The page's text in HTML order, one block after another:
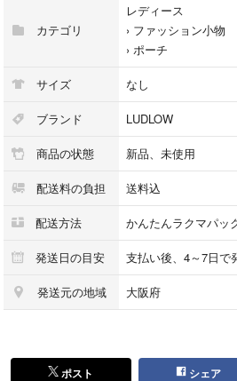
カテゴリ
レディース
› ファッション小物
› ポーチ
サイズ なし
ブランド LUDLOW
商品の状態 新品、未使用
配送料の負担 送料込
配送方法 かんたんラクマパッ
発送日の目安 支払い後、4～7日で
発送元の地域 大阪府
ポスト シェア